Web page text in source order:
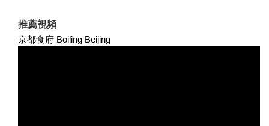
推薦視頻
京都食府 Boiling Beijing